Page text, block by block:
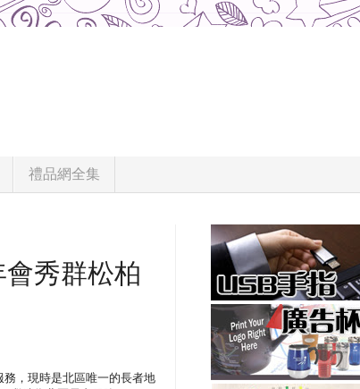
禮品網全集
秀群松柏
，現時是北區唯一的長者地